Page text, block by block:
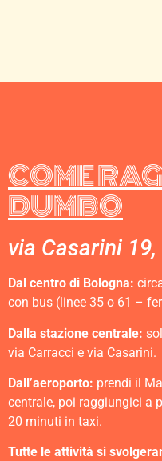
COME
DUMBO
via Casarini
Dal centro di Bologna:
con bus (linee 35 o 61 –
Dalla stazione centrale:
via Carracci e via Casarini.
Dall’aeroporto: prendi il
centrale, poi raggiungici a
20 minuti in taxi.
Tutte le attività si